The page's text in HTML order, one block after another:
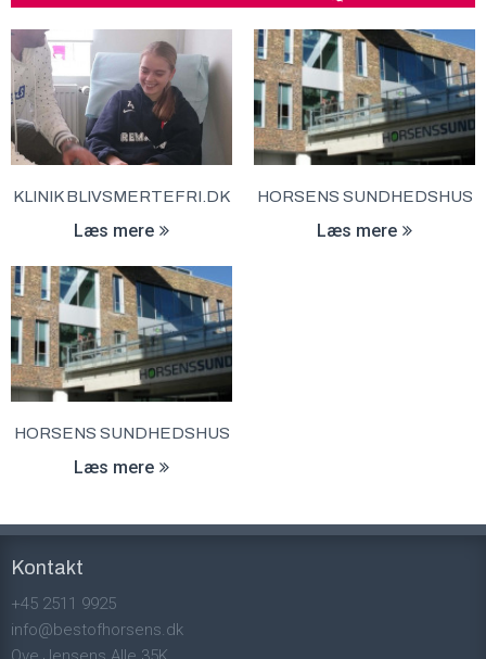
KLINIK BLIVSMERTEFRI.DK
Læs mere
HORSENS SUNDHEDSHUS
Læs mere
HORSENS SUNDHEDSHUS
Læs mere
Kontakt
+45 2511 9925
info@bestofhorsens.dk